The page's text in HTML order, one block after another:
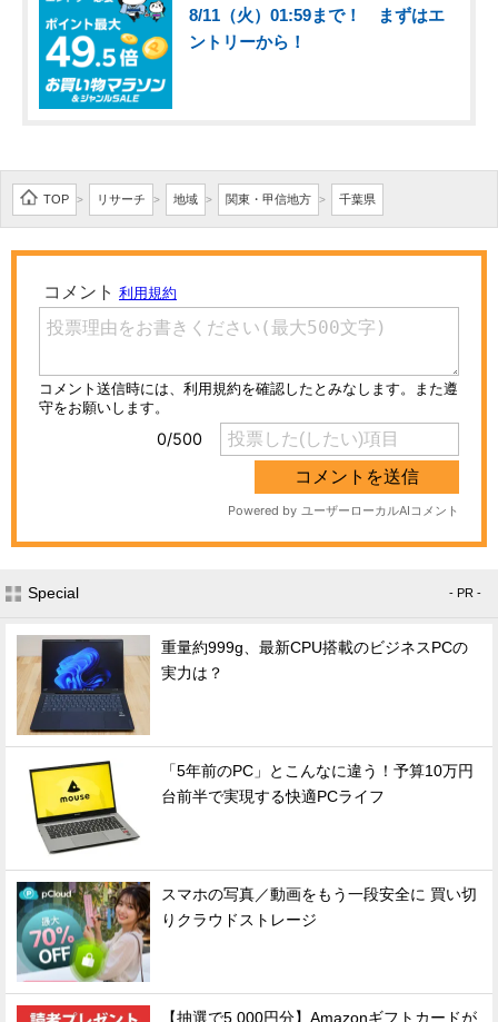
8/11（火）01:59まで！ まずはエ
ントリーから！
TOP > リサーチ > 地域 > 関東・甲信地方 > 千葉県
Special - PR -
重量約999g、最新CPU搭載のビジネスPCの
実力は？
「5年前のPC」とこんなに違う！予算10万円
台前半で実現する快適PCライフ
スマホの写真／動画をもう一段安全に 買い切
りクラウドストレージ
【抽選で5,000円分】Amazonギフトカードが